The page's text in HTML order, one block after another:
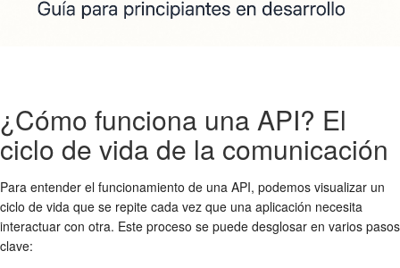
¿Cómo funciona una API? El
ciclo de vida de la comunicación
Para entender el funcionamiento de una API, podemos visualizar un
ciclo de vida que se repite cada vez que una aplicación necesita
interactuar con otra. Este proceso se puede desglosar en varios pasos
clave: